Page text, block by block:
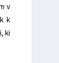
v
k
ki